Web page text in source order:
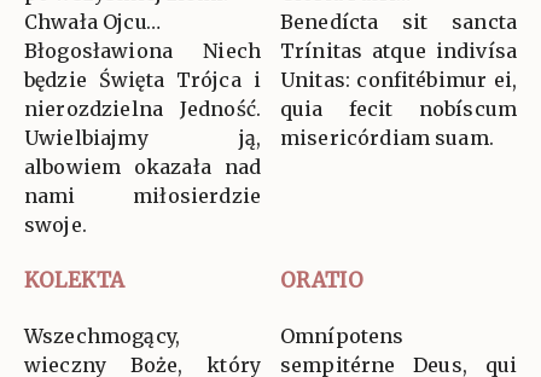
Chwała Ojcu…
Błogosławiona Niech
będzie Święta Trójca i
nierozdzielna Jedność.
Uwielbiajmy ją,
albowiem okazała nad
nami miłosierdzie
swoje.
Benedícta sit sancta
Trínitas atque indivísa
Unitas: confitébimur ei,
quia fecit nobíscum
misericórdiam suam.
KOLEKTA ORATIO
Wszechmogący,
wieczny Boże, który
Omnípotens
sempitérne Deus, qui